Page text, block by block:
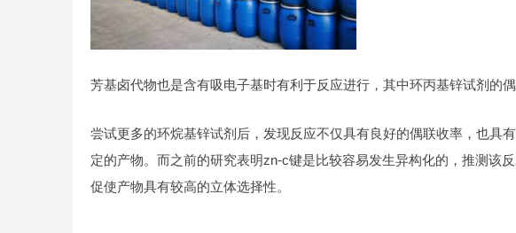
芳基卤代物也是含有吸电子基时有利于反应进行，其中环丙基锌试剂的偶
尝试更多的环烷基锌试剂后，发现反应不仅具有良好的偶联收率，也具
定的产物。而之前的研究表明zn-c键是比较容易发生异构化的，推测该
促使产物具有较高的立体选择性。